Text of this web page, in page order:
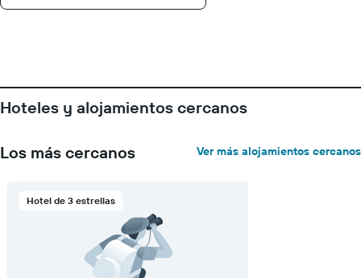
Hoteles y alojamientos cercanos
Los más cercanos Ver más alojamientos cercanos
Hotel de 3 estrellas